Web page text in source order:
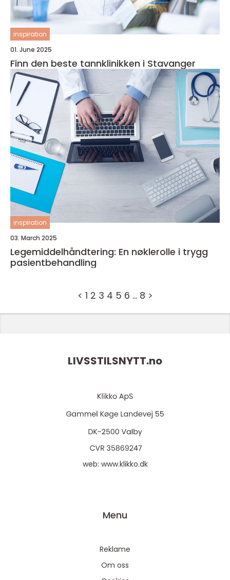
inspiration
01. June 2025
Finn den beste tannklinikken i Stavanger
inspiration
03. March 2025
Legemiddelhåndtering: En nøklerolle i trygg
pasientbehandling
< 1 2 3 4 5 6 … 8 >
LIVSSTILSNYTT.no
web: www.klikko.dk
Menu
Reklame
Om oss